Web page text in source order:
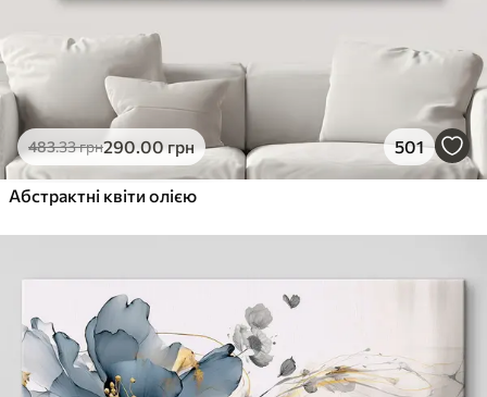
483.33грн290.00грн 501
Абстрактні квіти олією